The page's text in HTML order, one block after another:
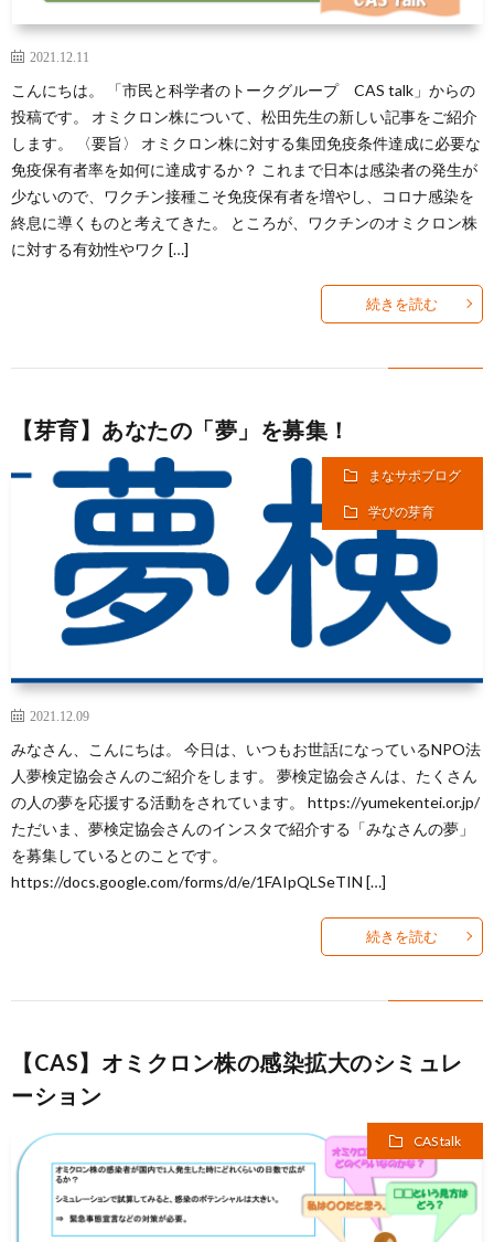
2021.12.11
こんにちは。 「市民と科学者のトークグループ CAS talk」からの
投稿です。 オミクロン株について、松田先生の新しい記事をご紹介
します。 〈要旨〉 オミクロン株に対する集団免疫条件達成に必要な
免疫保有者率を如何に達成するか？ これまで日本は感染者の発生が
少ないので、ワクチン接種こそ免疫保有者を増やし、コロナ感染を
終息に導くものと考えてきた。 ところが、ワクチンのオミクロン株
に対する有効性やワク […]
続きを読む
【芽育】あなたの「夢」を募集！
まなサポブログ
学びの芽育
2021.12.09
みなさん、こんにちは。 今日は、いつもお世話になっているNPO法
人夢検定協会さんのご紹介をします。 夢検定協会さんは、たくさん
の人の夢を応援する活動をされています。 https://yumekentei.or.jp/
ただいま、夢検定協会さんのインスタで紹介する「みなさんの夢」
を募集しているとのことです。
https://docs.google.com/forms/d/e/1FAIpQLSeTIN […]
続きを読む
【CAS】オミクロン株の感染拡大のシミュレ
ーション
CAS talk